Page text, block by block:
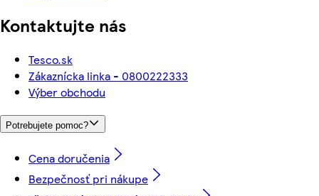
Kontaktujte nás
Tesco.sk
Zákaznícka linka - 0800222333
Výber obchodu
Potrebujete pomoc?
Cena doručenia
Bezpečnosť pri nákupe